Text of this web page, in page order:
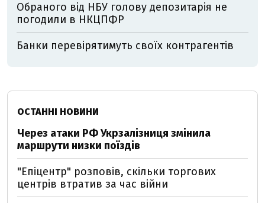
Обраного від НБУ голову депозитарія не
погодили в НКЦПФР
Банки перевірятимуть своїх контрагентів
ОСТАННІ НОВИНИ
Через атаки РФ Укрзалізниця змінила
маршрути низки поїздів
"Епіцентр" розповів, скільки торгових
центрів втратив за час війни